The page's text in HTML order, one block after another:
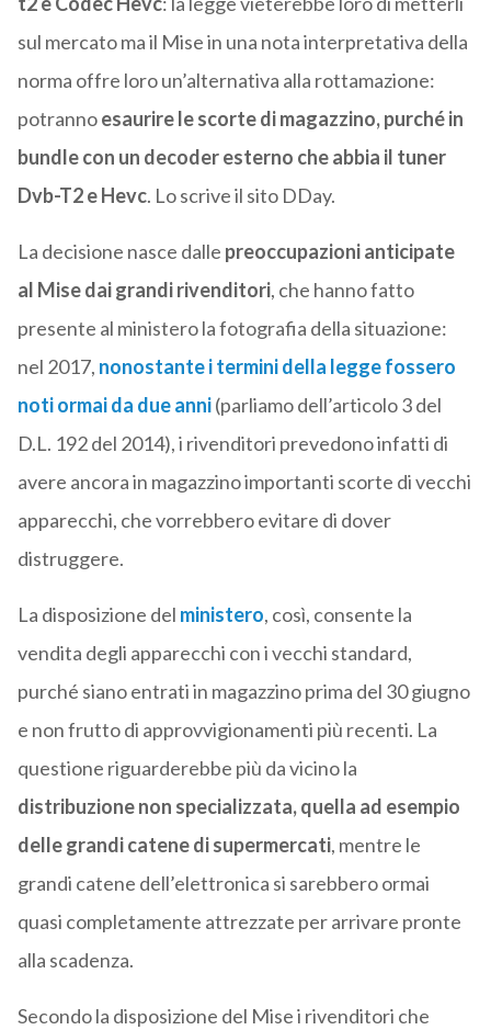
sul mercato ma il Mise in una nota interpretativa della
norma offre loro un’alternativa alla rottamazione:
potrannoesaurire le scorte di magazzino, purché in
bundle con un decoder esterno che abbia il tuner
Dvb-T2 e Hevc. Lo scrive il sito DDay.
La decisione nasce dalle preoccupazioni anticipate
al Mise dai grandi rivenditori, che hanno fatto
presente al ministero la fotografia della situazione:
nel 2017, nonostante i termini della legge fossero
noti ormai da due anni(parliamo dell’articolo 3 del
D.L. 192 del 2014), i rivenditori prevedono infatti di
avere ancora in magazzino importanti scorte di vecchi
apparecchi, che vorrebbero evitare di dover
distruggere.
La disposizione del ministero, così, consente la
vendita degli apparecchi con i vecchi standard,
purché siano entrati in magazzino prima del 30 giugno
e non frutto di approvvigionamenti più recenti. La
questione riguarderebbe più da vicino la
distribuzione non specializzata, quella ad esempio
delle grandi catene di supermercati, mentre le
grandi catene dell’elettronica si sarebbero ormai
quasi completamente attrezzate per arrivare pronte
alla scadenza.
Secondo la disposizione del Mise i rivenditori che